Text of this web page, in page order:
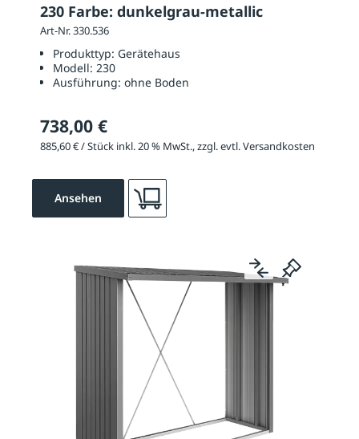
230 Farbe: dunkelgrau-metallic
Art-Nr. 330.536
Produkttyp: Gerätehaus
Modell: 230
Ausführung: ohne Boden
738,00 €
885,60 € / Stück inkl. 20 % MwSt., zzgl. evtl. Versandkosten
Ansehen